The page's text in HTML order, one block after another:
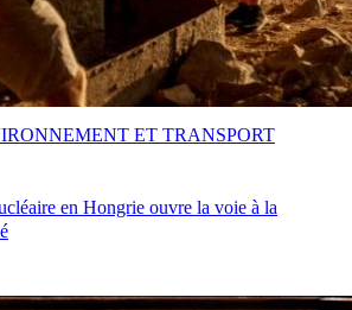
en Hongrie ouvre la voie à la
ET TRANSPORT